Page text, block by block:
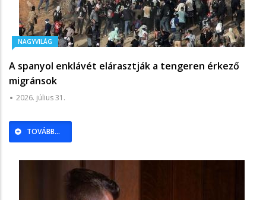
NAGYVILÁG
A spanyol enklávét elárasztják a tengeren érkező
migránsok
2026. július 31.
TOVÁBB...